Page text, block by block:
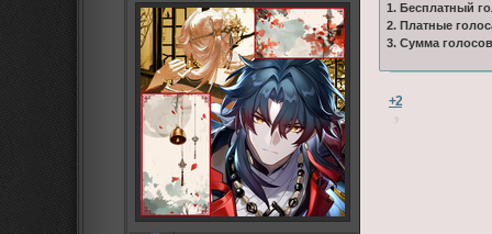
1. Бесплатный
2. Платные
3. Сумма
+2